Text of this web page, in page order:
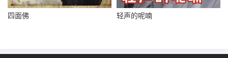
四面佛 轻声的呢喃